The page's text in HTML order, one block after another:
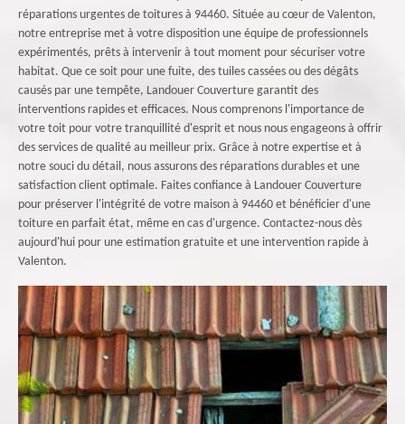
réparations urgentes de toitures à 94460. Située au cœur de Valenton,
notre entreprise met à votre disposition une équipe de professionnels
expérimentés, prêts à intervenir à tout moment pour sécuriser votre
habitat. Que ce soit pour une fuite, des tuiles cassées ou des dégâts
causés par une tempête, Landouer Couverture garantit des
interventions rapides et efficaces. Nous comprenons l'importance de
votre toit pour votre tranquillité d'esprit et nous nous engageons à offrir
des services de qualité au meilleur prix. Grâce à notre expertise et à
notre souci du détail, nous assurons des réparations durables et une
satisfaction client optimale. Faites confiance à Landouer Couverture
pour préserver l'intégrité de votre maison à 94460 et bénéficier d'une
toiture en parfait état, même en cas d'urgence. Contactez-nous dès
aujourd'hui pour une estimation gratuite et une intervention rapide à
Valenton.